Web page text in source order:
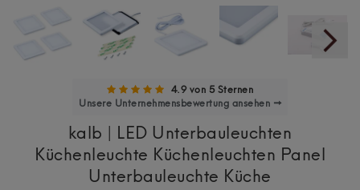
4.9 von 5 Sternen
Unsere Unternehmensbewertung ansehen →
kalb | LED Unterbauleuchten
Küchenleuchte Küchenleuchten Panel
Unterbauleuchte Küche